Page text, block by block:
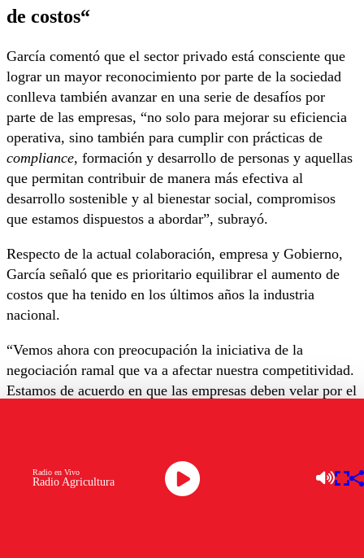
de costos“
García comentó que el sector privado está consciente que
lograr un mayor reconocimiento por parte de la sociedad
conlleva también avanzar en una serie de desafíos por
parte de las empresas, “no solo para mejorar su eficiencia
operativa, sino también para cumplir con prácticas de
compliance, formación y desarrollo de personas y aquellas
que permitan contribuir de manera más efectiva al
desarrollo sostenible y al bienestar social, compromisos
que estamos dispuestos a abordar”, subrayó.
Respecto de la actual colaboración, empresa y Gobierno,
García señaló que es prioritario equilibrar el aumento de
costos que ha tenido en los últimos años la industria
nacional.
“Vemos ahora con preocupación la iniciativa de la
negociación ramal que va a afectar nuestra competitividad.
Estamos de acuerdo en que las empresas deben velar por el
previsionales”, dijo.
Radio Agricultura
Radio en Vivo